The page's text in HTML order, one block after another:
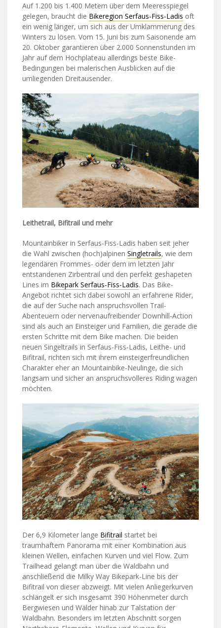
Auf 1.200 bis 1.400 Metern über dem Meeresspiegel
gelegen, braucht die Bikeregion Serfaus-Fiss-Ladis oft
ein wenig länger, um sich aus der Umklammerung des
Winters zu lösen. Vom 15. Juni bis zum Saisonende am
20. Oktober garantieren über 2.000 Sonnenstunden im
Jahr auf dem Hochplateau allerdings beste Bike-
Bedingungen bei malerischen Ausblicken auf die
umliegenden Dreitausender.
Leithetrail, Bifitrail und mehr
Mountainbiker in Serfaus-Fiss-Ladis haben seit jeher
die Wahl zwischen (hoch)alpinen Singletrails, wie dem
legendären Frommes- oder dem im letzten Jahr
entstandenen Zirbentrail und den perfekt geshapeten
Lines im Bikepark Serfaus-Fiss-Ladis. Das Bike-
Angebot richtet sich dabei sowohl an erfahrene Rider,
die auf der Suche nach anspruchsvollen Trail-
Abenteuern oder nervenaufreibender Downhill-Action
sind als auch an Einsteiger und Familien, die gerade die
ersten Schritte mit dem Bike machen. Die beiden
neuen Singeltrails in Serfaus-Fiss-Ladis, Leithe- und
Bifitrail, richten sich mit ihrem einsteigerfreundlichen
Charakter eher an Mountainbike-Neulinge, die sich
langsam und sicher an anspruchsvolleres Riding wagen
möchten.
Der 6,9 Kilometer lange Bifitrail startet bei
traumhaftem Panorama mit einer Kombination aus
kleinen Wellen, einfachen Kurven und viel Flow. Zum
Trailhead gelangt man über die Waldbahn und
anschließend die Milky Way Bikepark-Line bis der
Bifitrail von dieser abzweigt. Mit vielen Anliegerkurven
schlängelt er sich insgesamt 390 Höhenmeter durch
Bergwiesen und Wälder hinab zur Talstation der
Waldbahn. Besonders im letzten Abschnitt sorgen